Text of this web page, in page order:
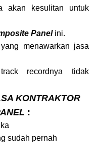
akan kesulitan untuk
Panelini.
menawarkan jasa
recordnya tidak
KONTRAKTOR
:
sudah pernah